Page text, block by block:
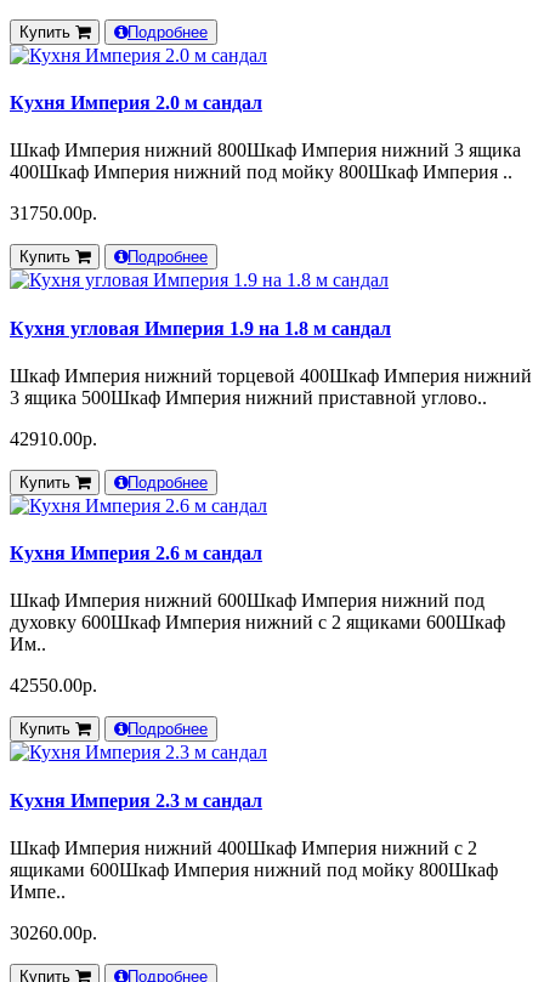
Купить Подробнее
Кухня Империя 2.0 м сандал
Шкаф Империя нижний 800Шкаф Империя нижний 3 ящика
400Шкаф Империя нижний под мойку 800Шкаф Империя ..
31750.00р.
Купить Подробнее
Кухня угловая Империя 1.9 на 1.8 м сандал
Шкаф Империя нижний торцевой 400Шкаф Империя нижний
3 ящика 500Шкаф Империя нижний приставной углово..
42910.00р.
Купить Подробнее
Кухня Империя 2.6 м сандал
Шкаф Империя нижний 600Шкаф Империя нижний под
духовку 600Шкаф Империя нижний с 2 ящиками 600Шкаф
Им..
42550.00р.
Купить Подробнее
Кухня Империя 2.3 м сандал
Шкаф Империя нижний 400Шкаф Империя нижний с 2
ящиками 600Шкаф Империя нижний под мойку 800Шкаф
Импе..
30260.00р.
Купить Подробнее